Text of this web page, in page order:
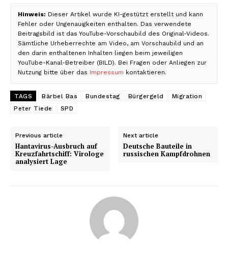
Hinweis: Dieser Artikel wurde KI-gestützt erstellt und kann
Fehler oder Ungenauigkeiten enthalten. Das verwendete
Beitragsbild ist das YouTube-Vorschaubild des Original-Videos.
Sämtliche Urheberrechte am Video, am Vorschaubild und an
den darin enthaltenen Inhalten liegen beim jeweiligen
YouTube-Kanal-Betreiber (BILD). Bei Fragen oder Anliegen zur
Nutzung bitte über das Impressum kontaktieren.
TAGS Bärbel Bas Bundestag Bürgergeld
Migration
Peter Tiede
SPD
Previous article
Hantavirus-Ausbruch auf
Kreuzfahrtschiff: Virologe
analysiert Lage
Next article
Deutsche Bauteile in
russischen Kampfdrohnen